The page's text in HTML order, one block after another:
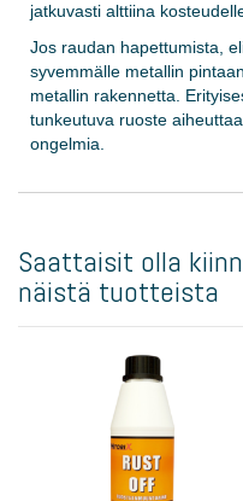
jatkuvasti alttiina
Jos raudan hapettumista,
syvemmälle metallin
metallin rakennetta.
tunkeutuva ruoste
ongelmia.
Saattaisit olla
näistä tuotteista